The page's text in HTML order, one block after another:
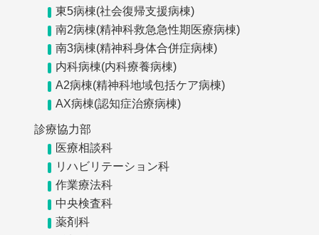
東5病棟(社会復帰支援病棟)
南2病棟(精神科救急急性期医療病棟)
南3病棟(精神科身体合併症病棟)
内科病棟(内科療養病棟)
A2病棟(精神科地域包括ケア病棟)
AX病棟(認知症治療病棟)
診療協力部
医療相談科
リハビリテーション科
作業療法科
中央検査科
薬剤科